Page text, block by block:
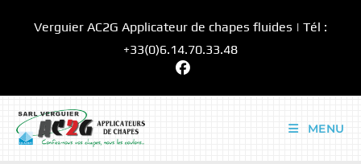
Verguier AC2G Applicateur de chapes fluides | Tél :
+33(0)6.14.70.33.48
MENU